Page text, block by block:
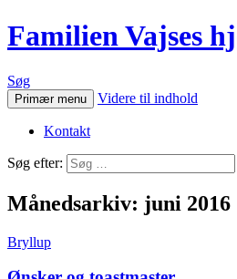
Familien Vajses
Søg
Primær menu Videre til indhold
Kontakt
Søg efter:
Månedsarkiv: juni 2016
Bryllup